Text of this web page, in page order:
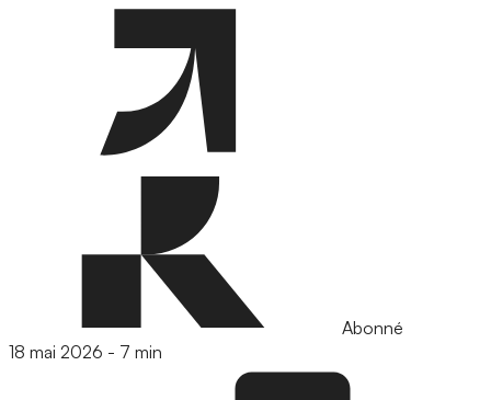
Abonné
18 mai 2026 - 7 min